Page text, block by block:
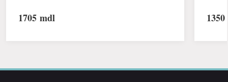
1705 mdl 1350